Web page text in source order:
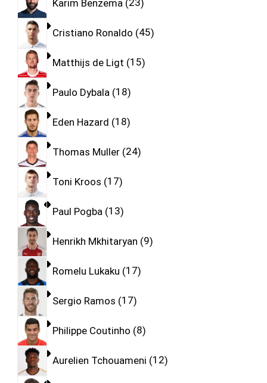
Karim Benzema 23
Cristiano Ronaldo 45
Matthijs de Ligt 15
Paulo Dybala 18
Eden Hazard 18
Thomas Muller 24
Toni Kroos 17
Paul Pogba 13
Henrikh Mkhitaryan 9
Romelu Lukaku 17
Sergio Ramos 17
Philippe Coutinho 8
Aurelien Tchouameni 12